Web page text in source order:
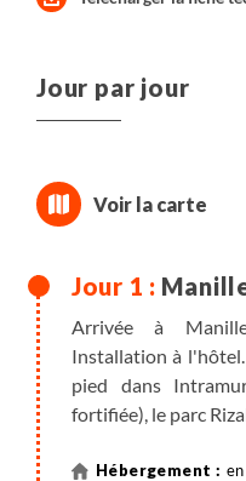
Jour par jour
Arrivée à
Installation à
pied dans
fortifiée), le parc